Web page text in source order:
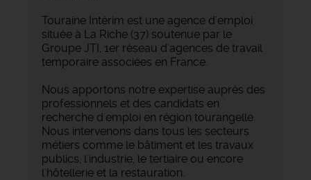
Touraine Intérim est une agence d'emploi
située à La Riche (37) soutenue par le
Groupe JTI, 1er réseau d'agences de travail
temporaire associées en France.
Nous apportons notre expertise auprès des
professionnels et des candidats en
recherche d'emploi en région tourangelle.
Nous intervenons dans tous les secteurs
métiers comme le bâtiment et les travaux
publics, l'industrie, le tertiaire ou encore
l'hôtellerie et la restauration.